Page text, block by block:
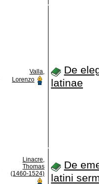
Valla,
Lorenzo
De
latinae
Linacre,
Thomas
(1460-1524)
De
latini